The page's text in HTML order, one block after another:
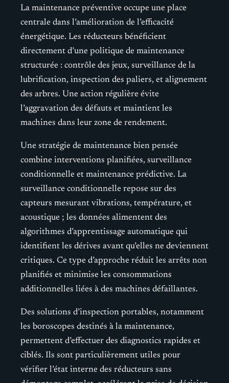
La maintenance préventive occupe une place
centrale dans l’amélioration de l’efficacité
énergétique. Les réducteurs bénéficient
directement d’une politique de maintenance
structurée : contrôle des jeux, surveillance de la
lubrification, inspection des paliers, et alignement
des arbres. Une action régulière évite
l’aggravation des défauts et maintient les
machines dans leur zone de rendement.
Une stratégie de maintenance bien pensée
combine interventions planifiées, surveillance
conditionnelle et maintenance prédictive. La
surveillance conditionnelle repose sur des
capteurs mesurant vibrations, température, et
acoustique ; les données alimentent des
algorithmes d’apprentissage automatique qui
identifient les dérives avant qu’elles ne deviennent
critiques. Ce type d’approche réduit les arrêts non
planifiés et minimise les consommations
additionnelles liées à des machines défaillantes.
Des solutions d’inspection portables, notamment
les boroscopes destinés à la maintenance,
permettent d’effectuer des diagnostics rapides et
ciblés. Ils sont particulièrement utiles pour
vérifier l’état interne des réducteurs sans